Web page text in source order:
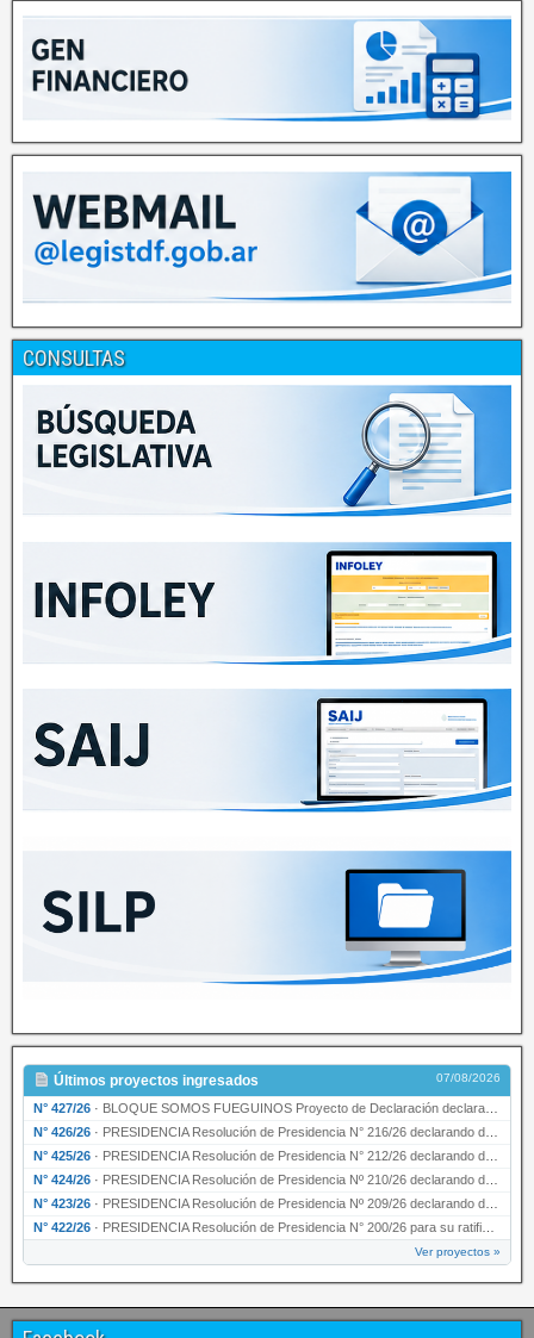
CONSULTAS
Últimos proyectos ingresados 07/08/2026
N° 427/26 · BLOQUE SOMOS FUEGUINOS Proyecto de Declaración declarando de interés provincial PRESIDENCI…
N° 426/26 · PRESIDENCIA Resolución de Presidencia N° 216/26 declarando de interés provincial la labor …
N° 425/26 · PRESIDENCIA Resolución de Presidencia N° 212/26 declarando de interés provincial el “50° A…
N° 424/26 · PRESIDENCIA Resolución de Presidencia Nº 210/26 declarando de interés provincial el proyec…
N° 423/26 · PRESIDENCIA Resolución de Presidencia Nº 209/26 declarando de interés provincial la presen…
N° 422/26 · PRESIDENCIA Resolución de Presidencia N° 200/26 para su ratificación.
Ver proyectos »